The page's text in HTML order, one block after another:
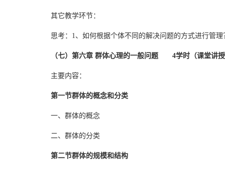
其它教学环节：
思考：1、如何根据个体不同的解决问题的方式进行管理
（七）第六章 群体心理的一般问题 4学时（课堂讲授
主要内容：
第一节群体的概念和分类
一、群体的概念
二、群体的分类
第二节群体的规模和结构